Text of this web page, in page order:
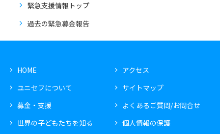
緊急支援情報トップ
過去の緊急募金報告
HOME
ユニセフについて
募金・支援
世界の子どもたちを知る
アクセス
サイトマップ
よくあるご質問/お問合せ
個人情報の保護